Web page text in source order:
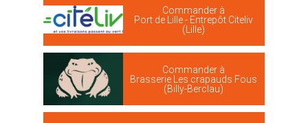
Commander à
Port de Lille - Entrepôt Citeliv
(Lille)
Commander à
Brasserie Les crapauds Fous
(Billy-Berclau)